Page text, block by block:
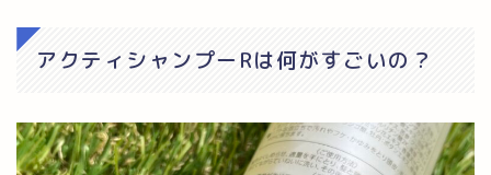
アクティシャンプーRは何がすごいの？